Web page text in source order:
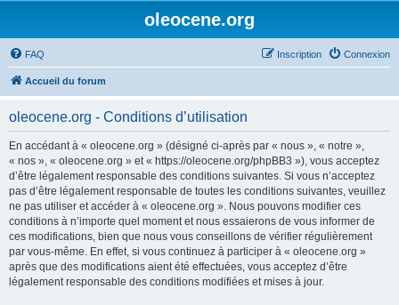
oleocene.org
FAQ Connexion
Inscription
Accueil du forum
oleocene.org - Conditions d’utilisation
En accédant à « oleocene.org » (désigné ci-après par « nous », « notre »,
« nos », « oleocene.org » et « https://oleocene.org/phpBB3 »), vous acceptez
d’être légalement responsable des conditions suivantes. Si vous n’acceptez
pas d’être légalement responsable de toutes les conditions suivantes, veuillez
ne pas utiliser et accéder à « oleocene.org ». Nous pouvons modifier ces
conditions à n’importe quel moment et nous essaierons de vous informer de
ces modifications, bien que nous vous conseillons de vérifier régulièrement
par vous-même. En effet, si vous continuez à participer à « oleocene.org »
après que des modifications aient été effectuées, vous acceptez d’être
légalement responsable des conditions modifiées et mises à jour.